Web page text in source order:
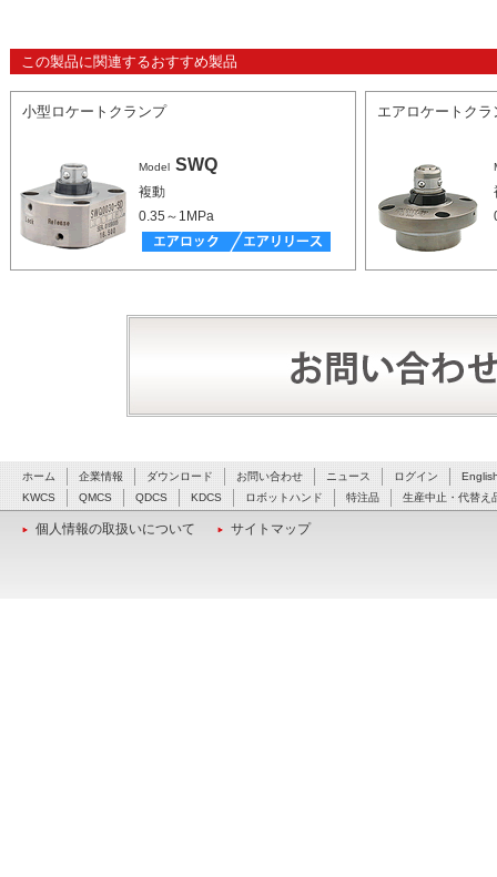
この製品に関連するおすすめ製品
小型ロケートクランプ
Model SWQ
複動
0.35～1MPa
エアロケートクラ
ホーム 企業情報 ダウンロード お問い合わせ ニュース ログイン
KWCS
QMCS QDCS KDCS ロボットハンド 特注品 生産中止・代替え
個人情報の取扱いについて サイトマップ